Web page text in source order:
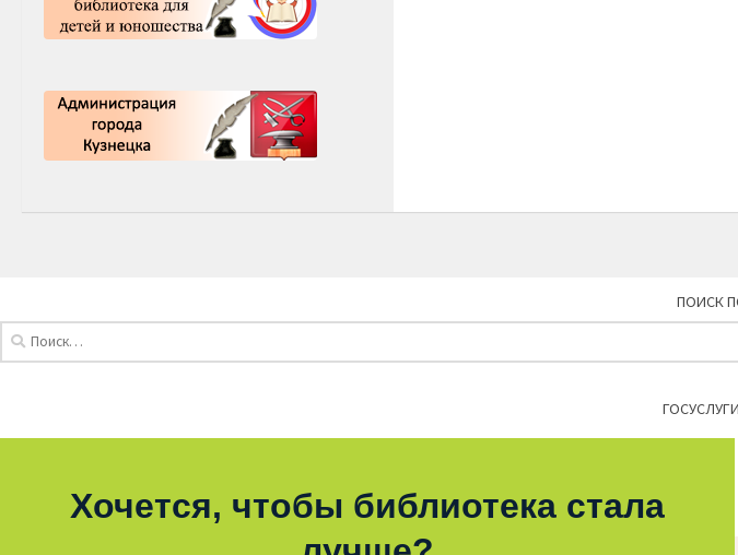
ПОИСК
Хочется, чтобы библиотека стала